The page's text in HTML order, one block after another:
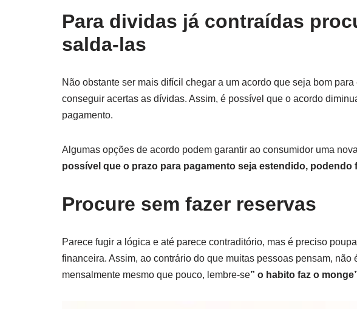
Para dividas já contraídas
salda-las
Não obstante ser mais difícil chegar a um acordo que seja bom
conseguir acertas as dívidas. Assim, é possível que o acordo
pagamento.
Algumas opções de acordo podem garantir ao consumidor uma
possível que o prazo para pagamento seja estendido,
Procure sem fazer reservas
Parece fugir a lógica e até parece contraditório, mas é preciso
financeira. Assim, ao contrário do que muitas pessoas pensam,
mensalmente mesmo que pouco, lembre-se” o habito faz o